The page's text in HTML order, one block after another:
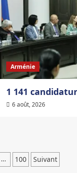
Arménie
1 141
6 août, 2026
… 100 Suivant